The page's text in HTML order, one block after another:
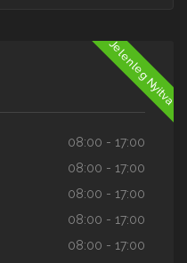
Jelenleg Nyitva
08:00 - 17:00
08:00 - 17:00
08:00 - 17:00
08:00 - 17:00
08:00 - 17:00